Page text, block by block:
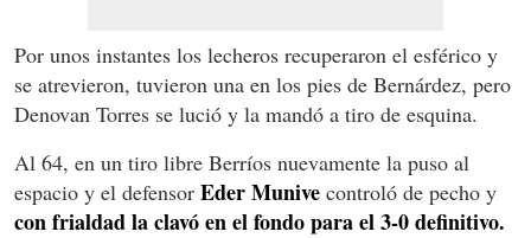
Por unos instantes los lecheros recuperaron el esférico y
se atrevieron, tuvieron una en los pies de Bernárdez, pero
Denovan Torres se lució y la mandó a tiro de esquina.
Al 64, en un tiro libre Berríos nuevamente la puso al
espacio y el defensor Eder Munive controló de pecho y
con frialdad la clavó en el fondo para el 3-0 definitivo.